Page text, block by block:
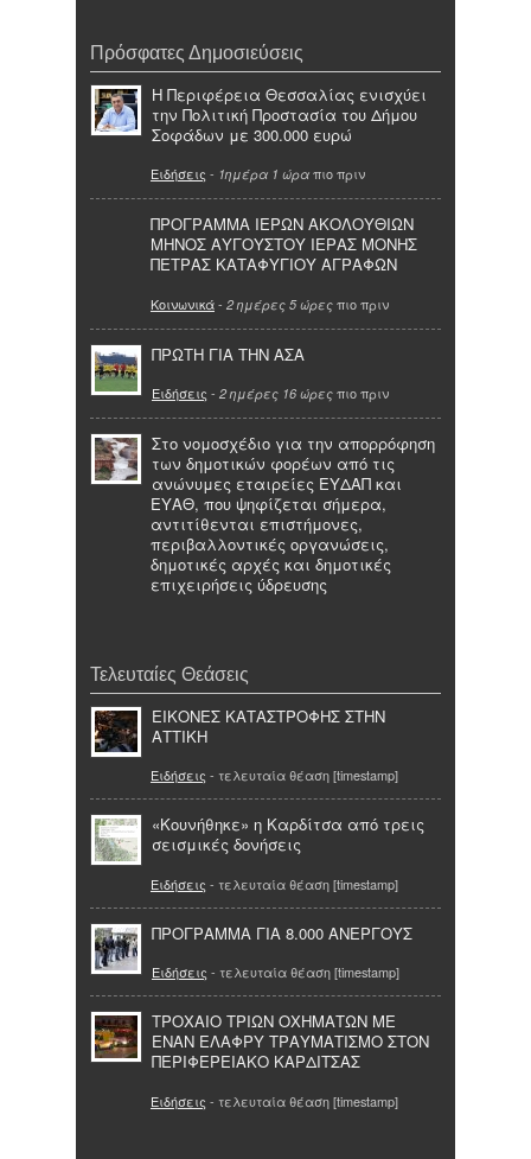
Πρόσφατες Δημοσιεύσεις
Η Περιφέρεια Θεσσαλίας ενισχύει
την Πολιτική Προστασία του Δήμου
Σοφάδων με 300.000 ευρώ
Ειδήσεις - 1ημέρα 1 ώρα πιο πριν
ΠΡΟΓΡΑΜΜΑ ΙΕΡΩΝ ΑΚΟΛΟΥΘΙΩΝ
ΜΗΝΟΣ ΑΥΓΟΥΣΤΟΥ ΙΕΡΑΣ ΜΟΝΗΣ
ΠΕΤΡΑΣ ΚΑΤΑΦΥΓΙΟΥ ΑΓΡΑΦΩΝ
Κοινωνικά- 2 ημέρες 5 ώρες πιο πριν
ΠΡΩΤΗ ΓΙΑ ΤΗΝ ΑΣΑ
Ειδήσεις - 2 ημέρες 16 ώρες πιο πριν
Στο νομοσχέδιο για την απορρόφηση
των δημοτικών φορέων από τις
ανώνυμες εταιρείες ΕΥΔΑΠ και
ΕΥΑΘ, που ψηφίζεται σήμερα,
αντιτίθενται επιστήμονες,
περιβαλλοντικές οργανώσεις,
δημοτικές αρχές και δημοτικές
επιχειρήσεις ύδρευσης
Τελευταίες Θεάσεις
ΕΙΚΟΝΕΣ ΚΑΤΑΣΤΡΟΦΗΣ ΣΤΗΝ
ΑΤΤΙΚΗ
Ειδήσεις - τελευταία θέαση [timestamp]
«Κουνήθηκε» η Καρδίτσα από τρεις
σεισμικές δονήσεις
Ειδήσεις - τελευταία θέαση [timestamp]
ΠΡΟΓΡΑΜΜΑ ΓΙΑ 8.000 ΑΝΕΡΓΟΥΣ
Ειδήσεις - τελευταία θέαση [timestamp]
ΤΡΟΧΑΙΟ ΤΡΙΩΝ ΟΧΗΜΑΤΩΝ ΜΕ
ΕΝΑΝ ΕΛΑΦΡΥ ΤΡΑΥΜΑΤΙΣΜΟ ΣΤΟΝ
ΠΕΡΙΦΕΡΕΙΑΚΟ ΚΑΡΔΙΤΣΑΣ
Ειδήσεις - τελευταία θέαση [timestamp]